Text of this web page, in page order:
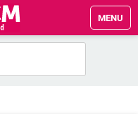
MENU